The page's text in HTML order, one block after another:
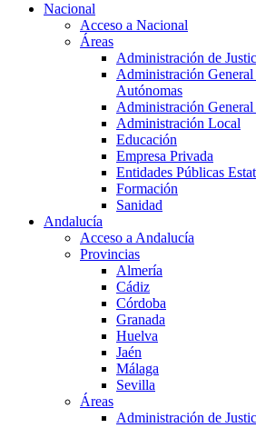
Nacional
Acceso a Nacional
Áreas
Administración de
Administración
Autónomas
Administración General
Administración Local
Educación
Empresa Privada
Entidades Públicas
Formación
Sanidad
Andalucía
Acceso a Andalucía
Provincias
Almería
Cádiz
Córdoba
Granada
Huelva
Jaén
Málaga
Sevilla
Áreas
Administración de